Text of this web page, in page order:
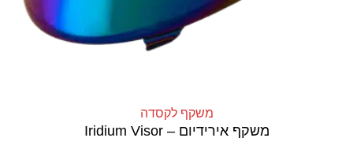
משקף לקסדה
משקף אירידיום – Iridium Visor